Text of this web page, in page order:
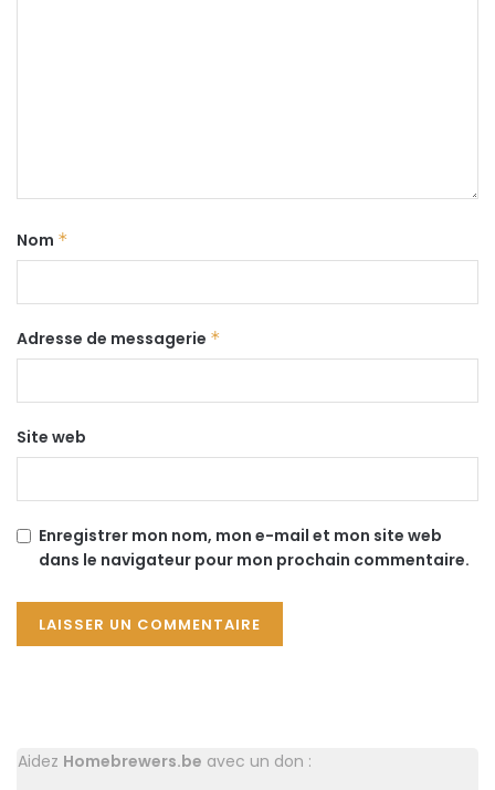
Nom *
Adresse de messagerie *
Site web
Enregistrer mon nom, mon e-mail et mon site web
dans le navigateur pour mon prochain commentaire.
Aidez Homebrewers.be avec un don :